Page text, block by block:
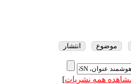
موضوع
انتشار
همه نشریات]